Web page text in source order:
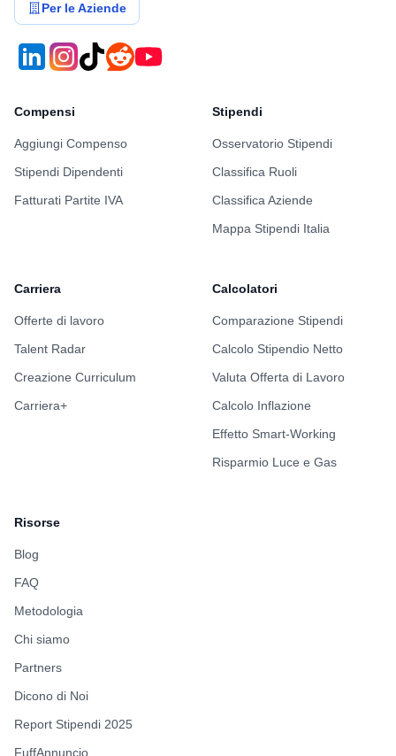
Per le Aziende
Compensi
Aggiungi Compenso
Stipendi Dipendenti
Fatturati Partite IVA
Stipendi
Osservatorio Stipendi
Classifica Ruoli
Classifica Aziende
Mappa Stipendi Italia
Carriera
Offerte di lavoro
Talent Radar
Creazione Curriculum
Carriera+
Calcolatori
Comparazione Stipendi
Calcolo Stipendio Netto
Valuta Offerta di Lavoro
Calcolo Inflazione
Effetto Smart-Working
Risparmio Luce e Gas
Risorse
Blog
FAQ
Metodologia
Chi siamo
Partners
Dicono di Noi
Report Stipendi 2025
FuffAnnuncio